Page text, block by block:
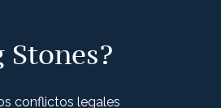
Stones?
conflictos legales